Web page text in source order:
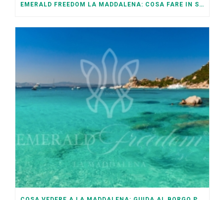
EMERALD FREEDOM LA MADDALENA: COSA FARE IN SARDEGNA IN PRIMAVERA E AUTUNNO